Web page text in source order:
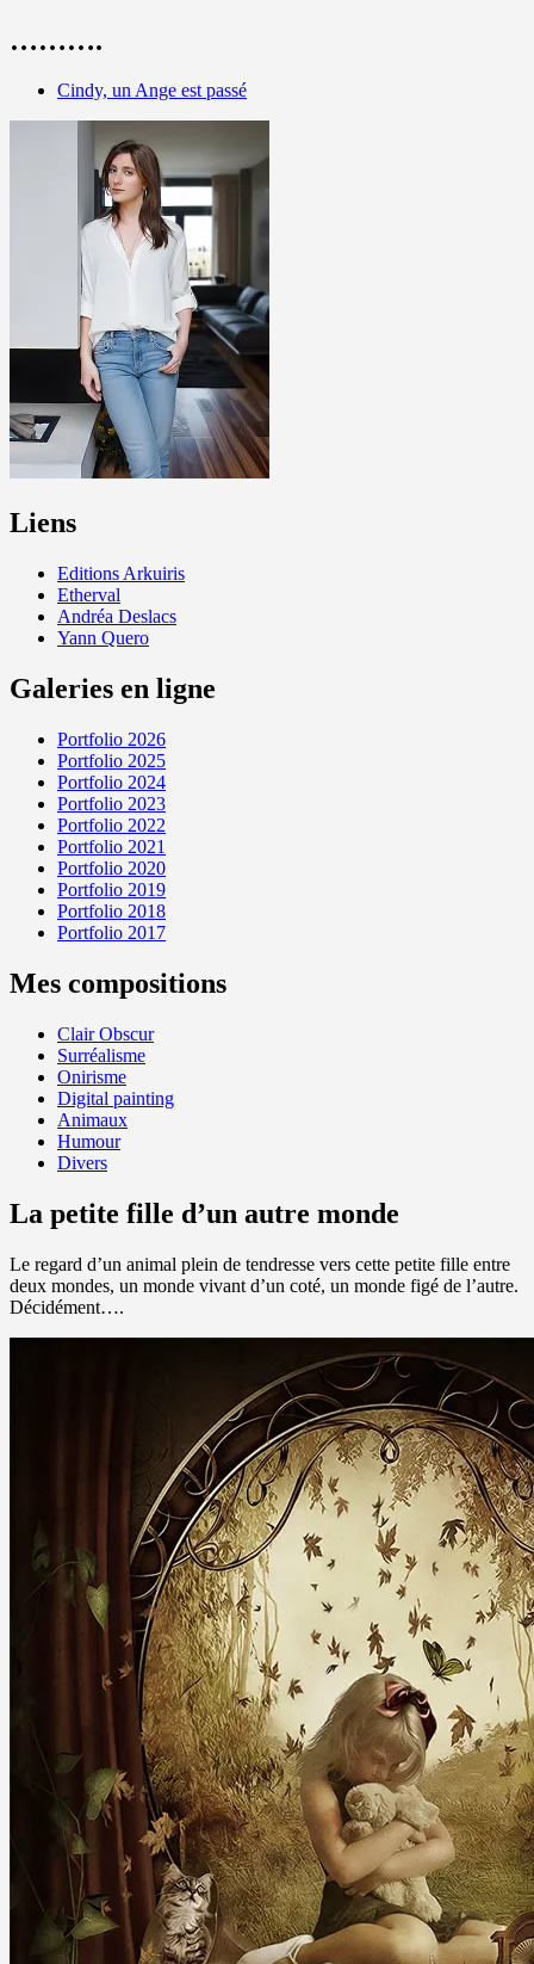
……….
Cindy, un Ange est passé
Liens
Editions Arkuiris
Etherval
Andréa Deslacs
Yann Quero
Galeries en ligne
Portfolio 2026
Portfolio 2025
Portfolio 2024
Portfolio 2023
Portfolio 2022
Portfolio 2021
Portfolio 2020
Portfolio 2019
Portfolio 2018
Portfolio 2017
Mes compositions
Clair Obscur
Surréalisme
Onirisme
Digital painting
Animaux
Humour
Divers
La petite fille d’un autre monde
Le regard d’un animal plein de tendresse vers cette petite fille entre
deux mondes, un monde vivant d’un coté, un monde figé de l’autre.
Décidément….